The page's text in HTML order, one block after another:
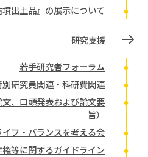
墳出土品』の展示について
研究支援
若手研究者フォーラム
別研究員関連・科研費関連
、口頭発表および論文要
旨）
イフ・バランスを考える会
等に関するガイドライン